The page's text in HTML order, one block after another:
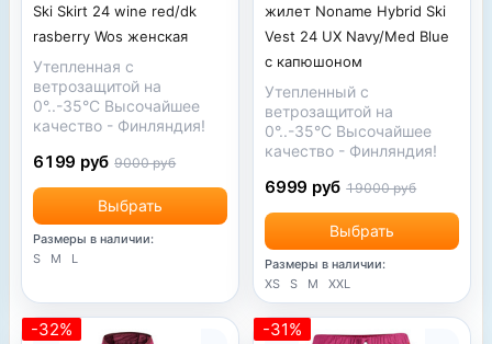
Ski Skirt 24 wine red/dk
rasberry Wos женская
Утепленная с
ветрозащитой на
0°..-35°С Высочайшее
качество - Финляндия!
Выбрать
6199 руб 9000 руб
Размеры в наличии:
S
M L
жилет Noname Hybrid Ski
Vest 24 UX Navy/Med Blue
с капюшоном
Утепленный с
ветрозащитой на
0°..-35°С Высочайшее
качество - Финляндия!
Выбрать
6999 руб 19000 руб
Размеры в наличии:
XS
S M XXL
-32%
-31%